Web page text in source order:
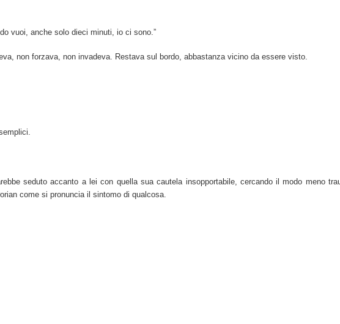
vuoi, anche solo dieci minuti, io ci sono.”
non forzava, non invadeva. Restava sul bordo, abbastanza vicino da essere visto.
seduto accanto a lei con quella sua cautela insopportabile, cercando il modo meno
come si pronuncia il sintomo di qualcosa.